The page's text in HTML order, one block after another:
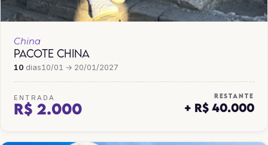
China
PACOTE CHINA
10 dias10/01 → 20/01/2027
ENTRADA
R$ 2.000
RESTANTE
+ R$ 40.000